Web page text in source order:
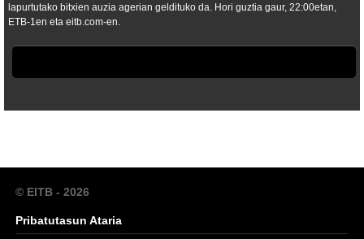
lapurtutako bitxien auzia agerian geldituko da. Hori guztia gaur, 22:00etan,
ETB-1en eta eitb.com-en.
© EITB - 2026
Pribatutasun Ataria